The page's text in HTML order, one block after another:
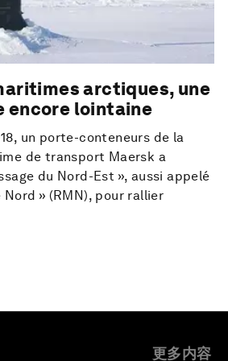
arctiques, une
encore lointaine
un porte-conteneurs de la
de transport Maersk a
du Nord-Est », aussi appelé
» (RMN), pour rallier
更多内容